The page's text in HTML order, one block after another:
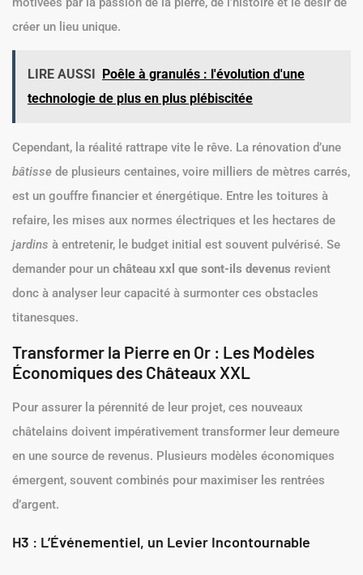
créer un lieu unique.
LIRE AUSSI
Poêle à granulés : l'évolution d'une
technologie de plus en plus plébiscitée
Cependant, la réalité rattrape vite le rêve. La rénovation d’une
bâtisse de plusieurs centaines, voire milliers de mètres carrés,
est un gouffre financier et énergétique. Entre les toitures à
refaire, les mises aux normes électriques et les hectares de
jardins à entretenir, le budget initial est souvent pulvérisé. Se
demander pour un château xxl que sont-ils devenus revient
donc à analyser leur capacité à surmonter ces obstacles
titanesques.
Transformer la Pierre en Or : Les Modèles
Économiques des Châteaux XXL
Pour assurer la pérennité de leur projet, ces nouveaux
châtelains doivent impérativement transformer leur demeure
en une source de revenus. Plusieurs modèles économiques
émergent, souvent combinés pour maximiser les rentrées
d’argent.
H3 : L’Événementiel, un Levier Incontournable